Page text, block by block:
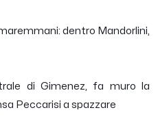
dentro Mandorlini,
di Gimenez, fa muro la
Peccarisi a spazzare